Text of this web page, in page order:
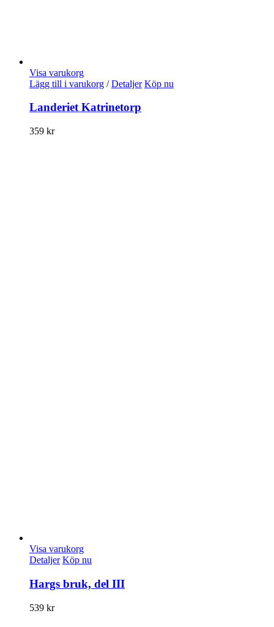
Visa varukorg
Lägg till i varukorg / Detaljer Köp nu
Landeriet Katrinetorp
359 kr
Visa varukorg
Detaljer Köp nu
Hargs bruk, del III
539 kr